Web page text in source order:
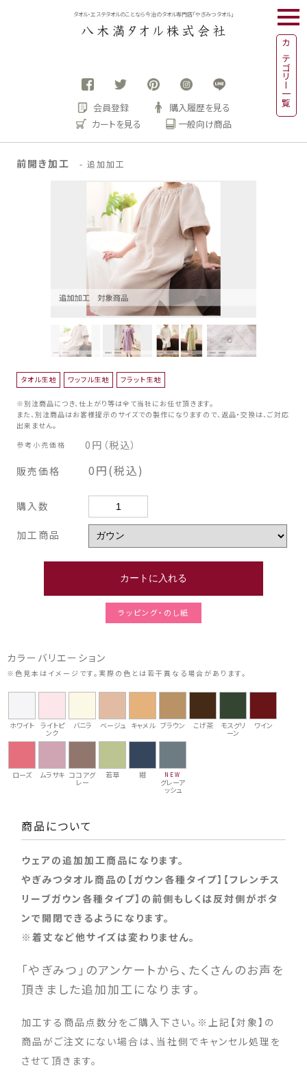
タオル・エステタオルのことなら今治のタオル専門店「やぎみつタオル」
会員登録
購入履歴を見る
カートを見る
一般向け商品
カテゴリー一覧
前開き加工 - 追加加工
タオル生地 ワッフル生地 フラット生地
※別注商品につき、仕上がり等は全て当社にお任せ頂きます。
また、別注商品はお客様提示のサイズでの製作になりますので、返品・交換は、ご対応
出来ません。
参考小売価格
0円（税込）
販売価格
0円(税込)
購入数
加工商品
ラッピング・のし紙
カラーバリエーション
※色見本はイメージです。実際の色とは若干異なる場合があります。
ホワイト ライトピ
ンク
バニラ ベージュ キャメル ブラウン こげ茶 モスグリ
ーン
ワイン
ローズ ムラサキ ココアグ
レー
若草 紺 NEW
グレーア
ッシュ
商品について
ウェアの追加加工商品になります。
やぎみつタオル商品の【ガウン各種タイプ】【フレンチス
リーブガウン各種タイプ】の前側もしくは反対側がボタ
ンで開閉できるようになります。
※着丈など他サイズは変わりません。
「やぎみつ」のアンケートから、たくさんのお声を
頂きました追加加工になります。
加工する商品点数分をご購入下さい。※上記【対象】の
商品がご注文にない場合は、当社側でキャンセル処理を
させて頂きます。